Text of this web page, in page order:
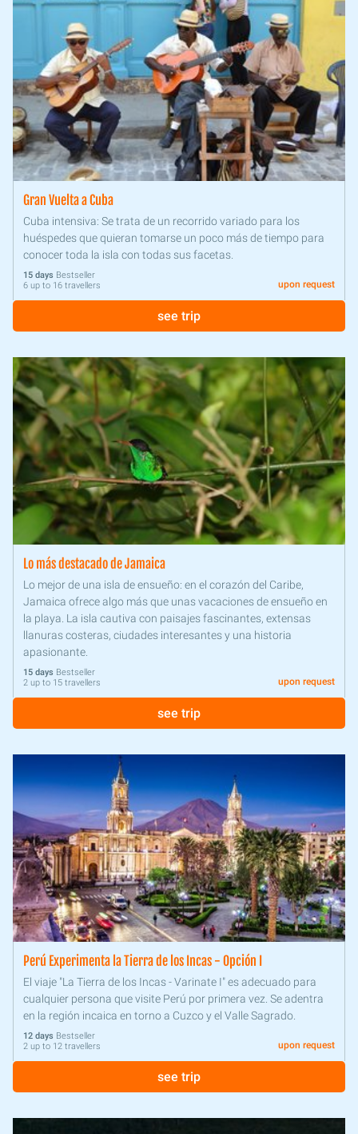
Gran Vuelta a Cuba
Cuba intensiva: Se trata de un recorrido variado para los
huéspedes que quieran tomarse un poco más de tiempo para
conocer toda la isla con todas sus facetas.
15 days Bestseller
6 up to 16 travellers
upon request
see trip
Lo más destacado de Jamaica
Lo mejor de una isla de ensueño: en el corazón del Caribe,
Jamaica ofrece algo más que unas vacaciones de ensueño en
la playa. La isla cautiva con paisajes fascinantes, extensas
llanuras costeras, ciudades interesantes y una historia
apasionante.
15 days Bestseller
2 up to 15 travellers
upon request
see trip
Perú Experimenta la Tierra de los Incas - Opción I
El viaje "La Tierra de los Incas - Varinate I" es adecuado para
cualquier persona que visite Perú por primera vez. Se adentra
en la región incaica en torno a Cuzco y el Valle Sagrado.
12 days Bestseller
2 up to 12 travellers
upon request
see trip